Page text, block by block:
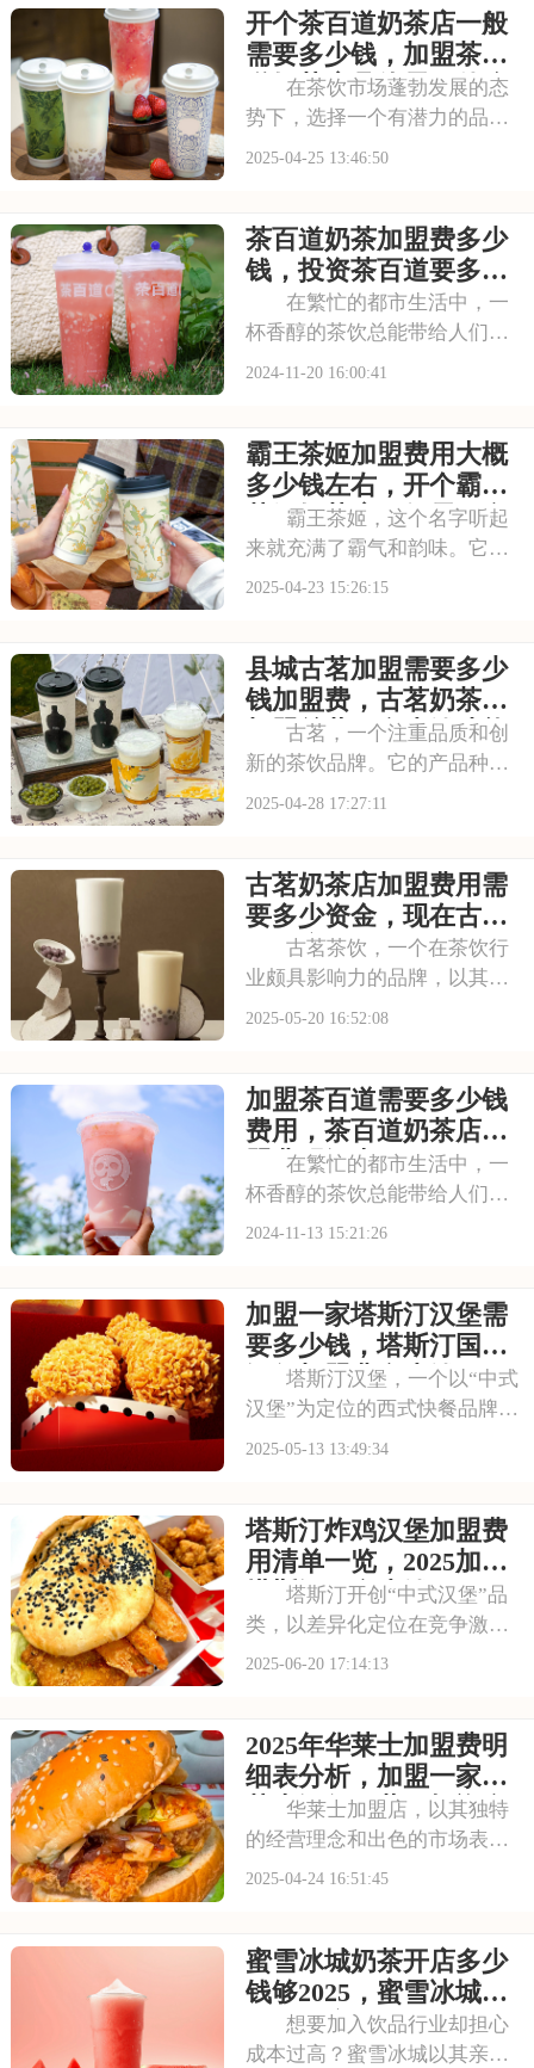
是大约多少，喜茶加盟费用包
括哪些方面的具体分析！希望
能为您提供参考~
开个茶百道奶茶店一般
需要多少钱，加盟茶百
道奶茶店具体需要什么
条件
在茶饮市场蓬勃发展的态
势下，选择一个有潜力的品牌
加盟是创业的重要一步。茶百
提供了广阔的发展平台和可观
的盈利机会。本文将为你揭秘
开个茶百道奶茶店一
2025-04-25 13:46:50
茶百道奶茶加盟费多少
钱，投资茶百道要多少
钱加盟费
在繁忙的都市生活中，一
杯香醇的茶饮总能带给人们片
刻的宁静与享受。茶百道，这
无数创业者的目光。加盟茶百
道，不仅是对高品质生活的追
求，更是对美好未来
2024-11-20 16:00:41
霸王茶姬加盟费用大概
多少钱左右，开个霸王
茶姬奶茶店一般需要多
少资金
霸王茶姬，这个名字听起
来就充满了霸气和韵味。它的
茶饮，更是将传统茶文化与现
展，想要加入其中，那么霸王
茶姬的加盟项目值得你考虑。
本文将为你揭秘霸王茶
2025-04-23 15:26:15
县城古茗加盟需要多少
钱加盟费，古茗奶茶店
加盟总共要多少钱才能
开
古茗，一个注重品质和创
新的茶饮品牌。它的产品种类
繁多，口味独特，深受消费者
中立于不败之地。本文将为你
揭秘县城古茗加盟需要多少钱
加盟费，古茗奶茶店
2025-04-28 17:27:11
古茗奶茶店加盟费用需
要多少资金，现在古茗
饮品店加盟费需要多少
古茗茶饮，一个在茶饮行
业颇具影响力的品牌，以其高
品质的原料、精湛的制茶工艺
创业梦想，渴望加入这一茶饮
巨头，那么了解古茗的加盟费
及加盟条件将是您必
2025-05-20 16:52:08
加盟茶百道需要多少钱
费用，茶百道奶茶店加
盟费明细表
在繁忙的都市生活中，一
杯香醇的茶饮总能带给人们片
刻的宁静与享受。茶百道，这
无数创业者的目光。加盟茶百
道，不仅是对高品质生活的追
求，更是对美好未来
2024-11-13 15:21:26
加盟一家塔斯汀汉堡需
要多少钱，塔斯汀国潮
汉堡加盟费多少钱
塔斯汀汉堡，一个以“中式
汉堡”为定位的西式快餐品牌，
凭借其独特的产品和营销策略
汀无疑是一个充满机遇的选
择。那么，加盟塔斯汀需要准
备多少资金？又有
2025-05-13 13:49:34
塔斯汀炸鸡汉堡加盟费
用清单一览，2025加盟
塔斯汀要多少钱
塔斯汀开创“中式汉堡”品
类，以差异化定位在竞争激烈
的餐饮市场脱颖而出。其产品
升，越来越多人想加盟。但加
盟塔斯汀汉堡需要投入多少资
金呢？下面请看塔斯
2025-06-20 17:14:13
2025年华莱士加盟费明
细表分析，加盟一家华
莱士汉堡一共要投资多
少钱
华莱士加盟店，以其独特
的经营理念和出色的市场表
现，在快餐行业中脱颖而出。
系的品牌，一个能够陪伴你走
过创业路上每一个重要时刻的
伙伴。本文将为你揭秘
2025-04-24 16:51:45
蜜雪冰城奶茶开店多少
钱够2025，蜜雪冰城加
盟一个店铺投资多少
想要加入饮品行业却担心
成本过高？蜜雪冰城以其亲民